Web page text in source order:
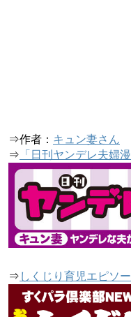
⇒作者： キュン妻さん
⇒ 「日刊ヤンデレ夫婦
⇒ しくじり育児エピソ